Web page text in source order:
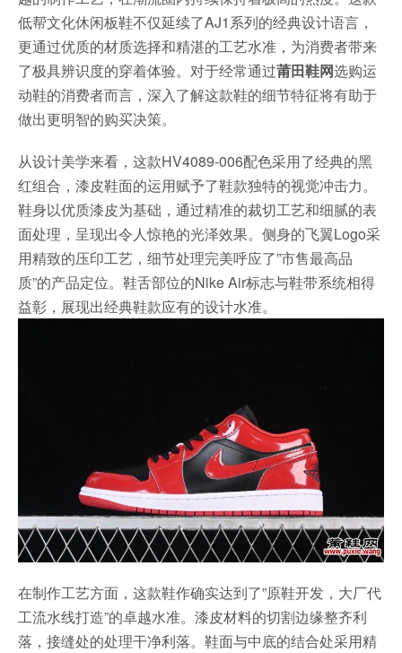
低帮文化休闲板鞋不仅延续了AJ1系列的经典设计语言，
更通过优质的材质选择和精湛的工艺水准，为消费者带来
了极具辨识度的穿着体验。对于经常通过莆田鞋网选购运
动鞋的消费者而言，深入了解这款鞋的细节特征将有助于
做出更明智的购买决策。
从设计美学来看，这款HV4089-006配色采用了经典的黑
红组合，漆皮鞋面的运用赋予了鞋款独特的视觉冲击力。
鞋身以优质漆皮为基础，通过精准的裁切工艺和细腻的表
面处理，呈现出令人惊艳的光泽效果。侧身的飞翼Logo采
用精致的压印工艺，细节处理完美呼应了”市售最高品
质”的产品定位。鞋舌部位的Nike Air标志与鞋带系统相得
益彰，展现出经典鞋款应有的设计水准。
在制作工艺方面，这款鞋作确实达到了”原鞋开发，大厂代
工流水线打造”的卓越水准。漆皮材料的切割边缘整齐利
落，接缝处的处理干净利落。鞋面与中底的结合处采用精